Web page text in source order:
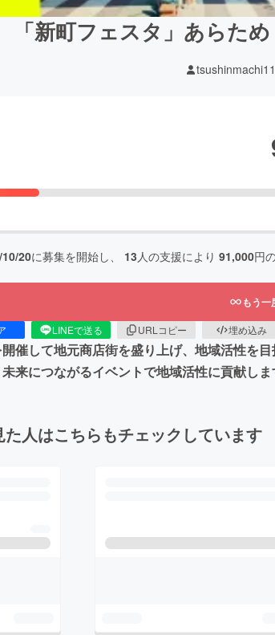
「新町フェスタ」あらた
20に募集を開始し、 13人の支援により 91,000円
もう
LINEで送る URLコピー 埋め込み
開催して地元商店街を盛り上げ、地域活性
来につながるイベントで地域活性に貢献しま
人はこちらもチェックしています